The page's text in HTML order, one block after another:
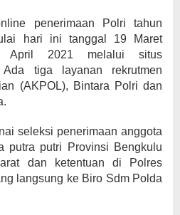
penerimaan Polri tahun
hari ini tanggal 19 Maret
April 2021 melalui situs
Ada tiga layanan rekrutmen
(AKPOL), Bintara Polri dan
seleksi penerimaan anggota
putra putri Provinsi Bengkulu
dan ketentuan di Polres
langsung ke Biro Sdm Polda